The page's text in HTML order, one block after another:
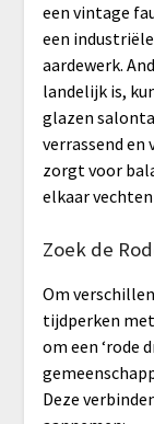
een vintage
een
aardewerk.
landelijk is,
glazen
verrassend en
zorgt voor
elkaar
Zoek de
Om
tijdperken
om een ‘rode
Deze